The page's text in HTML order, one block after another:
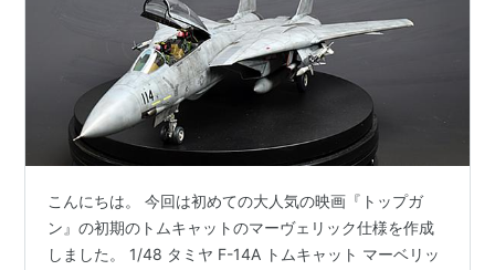
こんにちは。 今回は初めての大人気の映画『トップガ
ン』の初期のトムキャットのマーヴェリック仕様を作成
しました。 1/48 タミヤ F-14A トムキャット マーベリッ